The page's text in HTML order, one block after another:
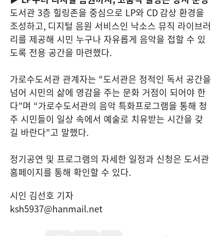
도서관 3층 힐링존을 중심으로 LP와 CD감상 환경을
조성하고, 디지털 음원 서비스인 낙소스 뮤직 라이브러
리를 제공해 시민 누구나 자유롭게 음악을 접할 수 있
도록 전용 공간을 마련했다.
가로수도서관 관계자는 “도서관은 정적인 독서 공간을
넘어 시민의 삶에 영감을 주는 문화 거점이 되어야 한
다”며 “가로수도서관의 음악 특화프로그램을 통해 청
주 시민들이 일상 속에서 예술로 치유받는 시간을 갖
길 바란다”고 말했다.
정기공연 및 프로그램의 자세한 일정과 신청은 도서관
홈페이지를 통해 확인할 수 있다.
시인 김선호 기자
ksh5937@hanmail.net